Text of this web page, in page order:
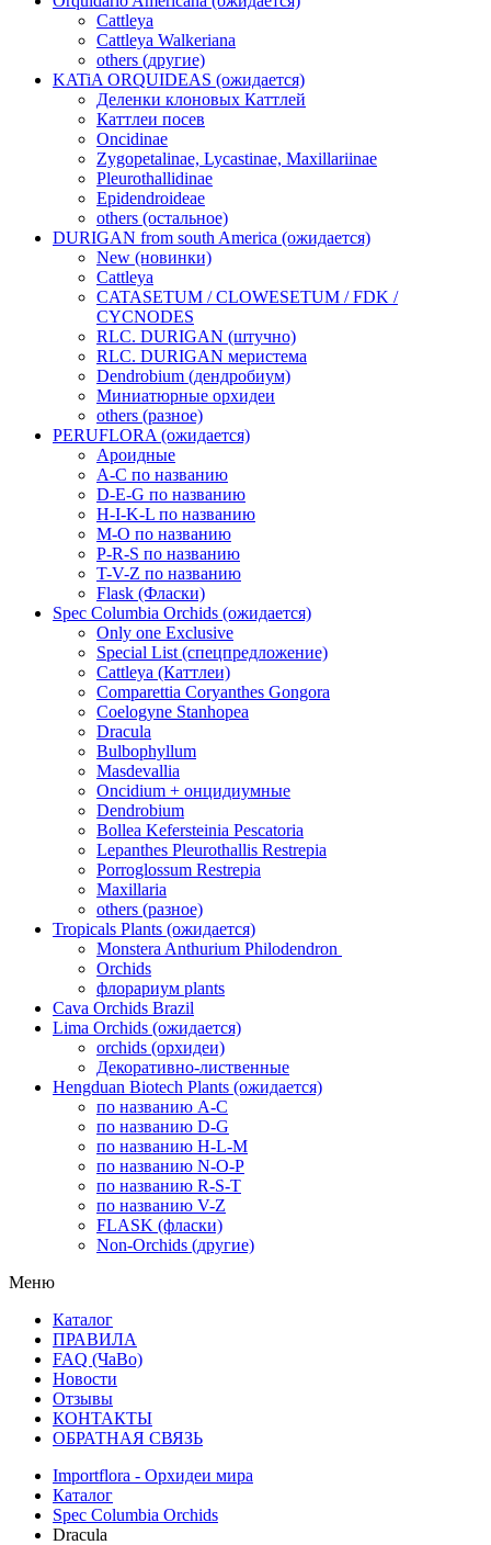
Cattleya
Cattleya Walkeriana
others (другие)
KATiA ORQUIDEAS (ожидается)
Деленки клоновых Каттлей
Каттлеи посев
Oncidinae
Zygopetalinae, Lycastinae, Maxillariinae
Pleurothallidinae
Epidendroideae
others (остальное)
DURIGAN from south America (ожидается)
New (новинки)
Cattleya
CATASETUM / CLOWESETUM / FDK /
CYCNODES
RLC. DURIGAN (штучно)
RLC. DURIGAN меристема
Dendrobium (дендробиум)
Миниатюрные орхидеи
others (разное)
PERUFLORA (ожидается)
Ароидные
A-C по названию
D-E-G по названию
H-I-K-L по названию
M-O по названию
P-R-S по названию
T-V-Z по названию
Flask (Фласки)
Spec Columbia Orchids (ожидается)
Only one Exclusive
Special List (спецпредложение)
Cattleya (Каттлеи)
Comparettia Coryanthes Gongora
Coelogyne Stanhopea
Dracula
Bulbophyllum
Masdevallia
Oncidium + онцидиумные
Dendrobium
Bollea Kefersteinia Pescatoria
Lepanthes Pleurothallis Restrepia
Porroglossum Restrepia
Maxillaria
others (разное)
Tropicals Plants (ожидается)
​​​​​​​Monstera Anthurium Philodendron
Orchids
флорариум plants
Cava Orchids Brazil
Lima Orchids (ожидается)
orchids (орхидеи)
Декоративно-лиственные
Hengduan Biotech Plants (ожидается)
по названию A-C
по названию D-G
по названию H-L-M
по названию N-O-P
по названию R-S-T
по названию V-Z
FLASK (фласки)
Non-Orchids (другие)
Меню
Каталог
ПРАВИЛА
FAQ (ЧаВо)
Новости
Отзывы
КОНТАКТЫ
ОБРАТНАЯ СВЯЗЬ
Importflora - Орхидеи мира
Каталог
Spec Columbia Orchids
Dracula